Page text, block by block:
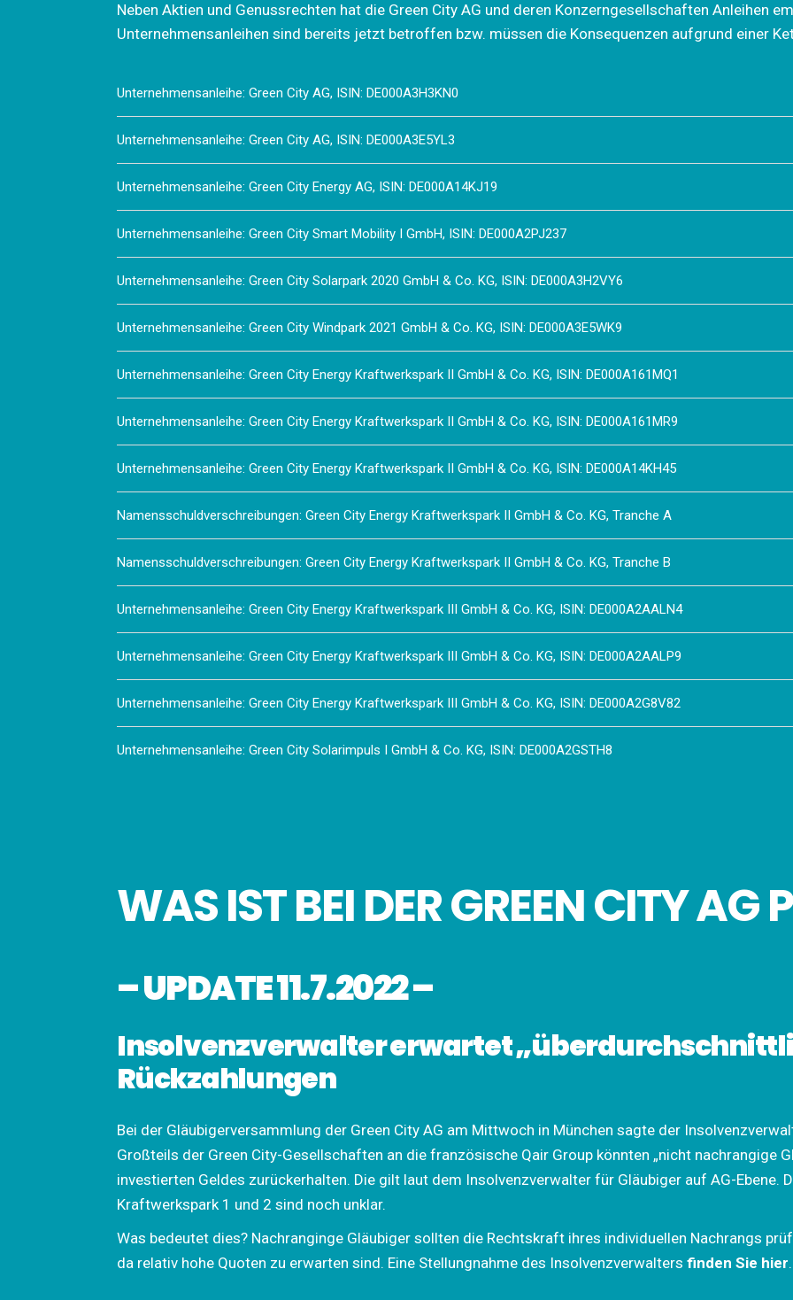
Neben Aktien und Genussrechten hat die Green City AG und deren Konzerngesellschaften Anleihen
Unternehmensanleihen sind bereits jetzt betroffen bzw. müssen die Konsequenzen aufgrund einer
Unternehmensanleihe: Green City AG, ISIN: DE000A3H3KN0
Unternehmensanleihe: Green City AG, ISIN: DE000A3E5YL3
Unternehmensanleihe: Green City Energy AG, ISIN: DE000A14KJ19
Unternehmensanleihe: Green City Smart Mobility I GmbH, ISIN: DE000A2PJ237
Unternehmensanleihe: Green City Solarpark 2020 GmbH & Co. KG, ISIN: DE000A3H2VY6
Unternehmensanleihe: Green City Windpark 2021 GmbH & Co. KG, ISIN: DE000A3E5WK9
Unternehmensanleihe: Green City Energy Kraftwerkspark II GmbH & Co. KG, ISIN: DE000A161MQ1
Unternehmensanleihe: Green City Energy Kraftwerkspark II GmbH & Co. KG, ISIN: DE000A161MR9
Unternehmensanleihe: Green City Energy Kraftwerkspark II GmbH & Co. KG, ISIN: DE000A14KH45
Namensschuldverschreibungen: Green City Energy Kraftwerkspark II GmbH & Co. KG, Tranche A
Namensschuldverschreibungen: Green City Energy Kraftwerkspark II GmbH & Co. KG, Tranche B
Unternehmensanleihe: Green City Energy Kraftwerkspark III GmbH & Co. KG, ISIN: DE000A2AALN4
Unternehmensanleihe: Green City Energy Kraftwerkspark III GmbH & Co. KG, ISIN: DE000A2AALP9
Unternehmensanleihe: Green City Energy Kraftwerkspark III GmbH & Co. KG, ISIN: DE000A2G8V82
Unternehmensanleihe: Green City Solarimpuls I GmbH & Co. KG, ISIN: DE000A2GSTH8
WAS IST BEI DER GREEN CITY AG
– UPDATE 11.7.2022 –
Insolvenzverwalter erwartet
Rückzahlungen
Bei der Gläubigerversammlung der Green City AG am Mittwoch in München sagte der
Großteils der Green City-Gesellschaften an die französische Qair Group könnten „nicht nachrangige
investierten Geldes zurückerhalten. Die gilt laut dem Insolvenzverwalter für Gläubiger auf AG-Ebene.
Kraftwerkspark 1 und 2 sind noch unklar.
Was bedeutet dies? Nachranginge Gläubiger sollten die Rechtskraft ihres individuellen Nachrangs
da relativ hohe Quoten zu erwarten sind. Eine Stellungnahme des Insolvenzverwalters finden Sie hier.